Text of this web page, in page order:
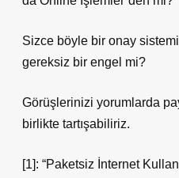
Sizce böyle bir onay
gereksiz bir engel mi?
Görüşlerinizi yorumlarda
birlikte tartışabiliriz.
[1]: “Paketsiz İnternet